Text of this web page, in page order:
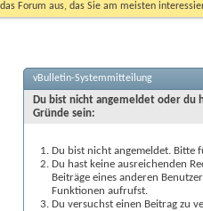
Forum aus, das Sie am meisten
vBulletin-Systemmitteilung
Du bist nicht angemeldet oder du
Gründe sein:
Du bist nicht angemeldet. Bitte
Du hast keine ausreichenden
Beiträge eines anderen
Funktionen aufrufst.
Du versuchst einen Beitrag zu